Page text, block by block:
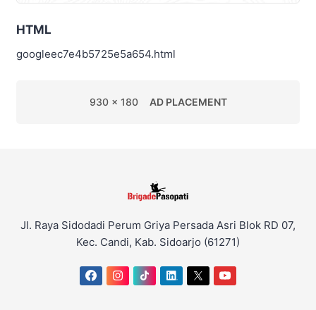
HTML
googleec7e4b5725e5a654.html
930 x 180 AD PLACEMENT
Jl. Raya Sidodadi Perum Griya Persada Asri Blok RD 07,
Kec. Candi, Kab. Sidoarjo (61271)